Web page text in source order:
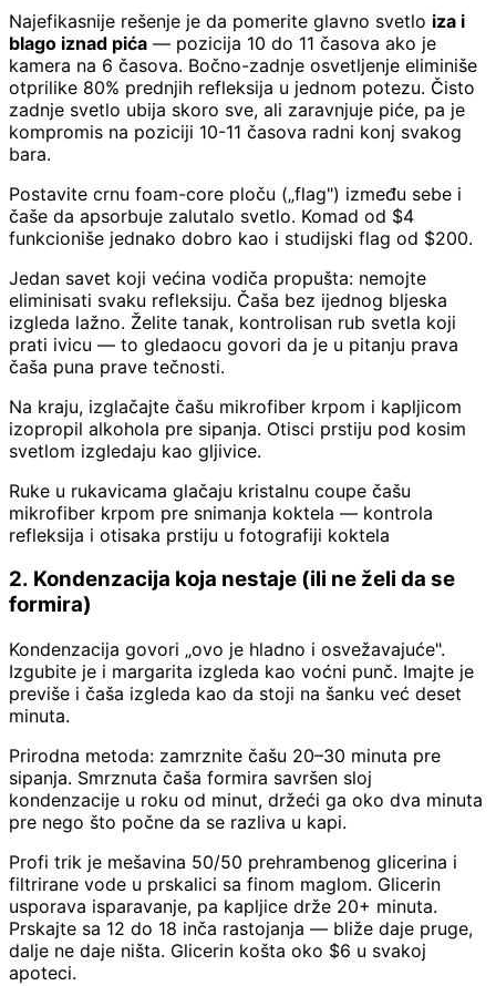
Najefikasnije rešenje je da pomerite glavno svetlo iza i
blago iznad pića — pozicija 10 do 11 časova ako je
kamera na 6 časova. Bočno-zadnje osvetljenje eliminiše
otprilike 80% prednjih refleksija u jednom potezu. Čisto
zadnje svetlo ubija skoro sve, ali zaravnjuje piće, pa je
kompromis na poziciji 10-11 časova radni konj svakog
bara.
Postavite crnu foam-core ploču („flag") između sebe i
čaše da apsorbuje zalutalo svetlo. Komad od $4
funkcioniše jednako dobro kao i studijski flag od $200.
Jedan savet koji većina vodiča propušta: nemojte
eliminisati svaku refleksiju. Čaša bez ijednog bljeska
izgleda lažno. Želite tanak, kontrolisan rub svetla koji
prati ivicu — to gledaocu govori da je u pitanju prava
čaša puna prave tečnosti.
Na kraju, izglačajte čašu mikrofiber krpom i kapljicom
izopropil alkohola pre sipanja. Otisci prstiju pod kosim
svetlom izgledaju kao gljivice.
Ruke u rukavicama glačaju kristalnu coupe čašu
mikrofiber krpom pre snimanja koktela — kontrola
refleksija i otisaka prstiju u fotografiji koktela
2. Kondenzacija koja nestaje (ili ne želi da se
formira)
Kondenzacija govori „ovo je hladno i osvežavajuće".
Izgubite je i margarita izgleda kao voćni punč. Imajte je
previše i čaša izgleda kao da stoji na šanku već deset
minuta.
Prirodna metoda: zamrznite čašu 20–30 minuta pre
sipanja. Smrznuta čaša formira savršen sloj
kondenzacije u roku od minut, držeći ga oko dva minuta
pre nego što počne da se razliva u kapi.
Profi trik je mešavina 50/50 prehrambenog glicerina i
filtrirane vode u prskalici sa finom maglom. Glicerin
usporava isparavanje, pa kapljice drže 20+ minuta.
Prskajte sa 12 do 18 inča rastojanja — bliže daje pruge,
dalje ne daje ništa. Glicerin košta oko $6 u svakoj
apoteci.